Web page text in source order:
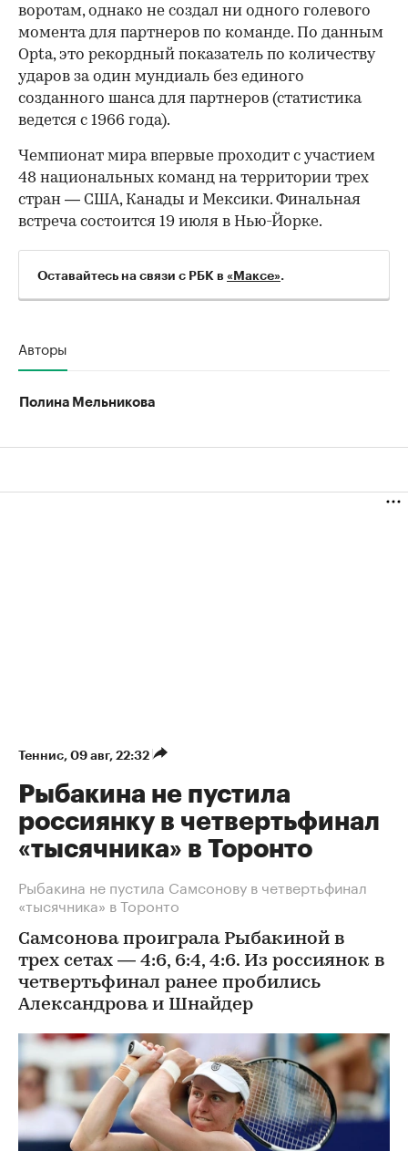
воротам, однако не создал ни одного голевого
момента для партнеров по команде. По данным
Opta, это рекордный показатель по количеству
ударов за один мундиаль без единого
созданного шанса для партнеров (статистика
ведется с 1966 года).
Чемпионат мира впервые проходит с участием
48 национальных команд на территории трех
стран — США, Канады и Мексики. Финальная
встреча состоится 19 июля в Нью-Йорке.
Оставайтесь на связи с РБК в «Максе».
Авторы
Полина Мельникова
Теннис⁠, 09 авг, 22:32
Рыбакина не пустила
россиянку в четвертьфинал
«тысячника» в Торонто
Рыбакина не пустила Самсонову в четвертьфинал
«тысячника» в Торонто
Самсонова проиграла Рыбакиной в
трех сетах — 4:6, 6:4, 4:6. Из россиянок в
четвертьфинал ранее пробились
Александрова и Шнайдер